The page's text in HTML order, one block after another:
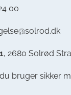
00
, 2680 Solrød
bruger sikker